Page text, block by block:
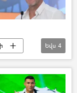
Ֆուտբոլիստ Հենրիխ Մխիթարյան. Մանչեսթեր Յունայթեդի գոլերը
Եվս 4